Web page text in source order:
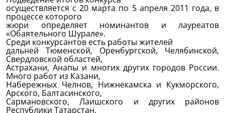
осуществляется с 20 марта по 5 апреля 2011 года, в
процессе которого
жюри определяет номинантов и лауреатов
«Обаятельного Шурале».
Среди конкурсантов есть работы жителей
дальней Тюменской, Оренбургской, Челябинской,
Свердловской областей,
Астрахани, Анапы и многих других городов России.
Много работ из Казани,
Набережных Челнов, Нижнекамска и Кукморского,
Арского, Балтасинского,
Сармановского, Лаишского и других районов
Республики Татарстан.